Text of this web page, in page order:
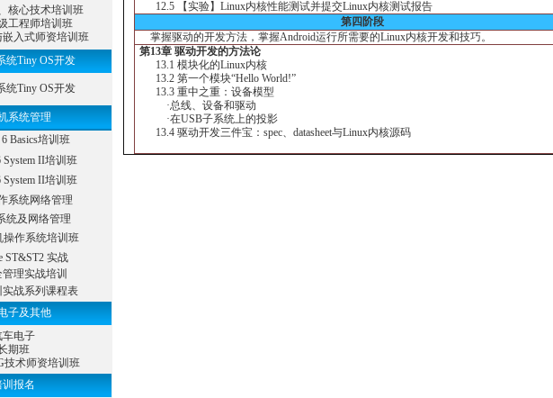
核心技术培训班
工程师培训班
入式师资培训班
统Tiny OS开发
统Tiny OS开发
系统管理
Basics培训班
II培训班
II培训班
系统网络管理
统及网络管理
作系统培训班
ST&ST2 实战
理实战培训
实战系列课程表
子及其他
车电子
期班
技术师资培训班
训报名
第四阶段
掌握驱动的开发方法，掌握Android运行所需要的Linux内核开发和技巧。
第13章 驱动开发的方法论
13.1 模块化的Linux内核
13.2 第一个模块“Hello World!”
13.3 重中之重：设备模型
·总线、设备和驱动
·在USB子系统上的投影
13.4 驱动开发三件宝：spec、datasheet与Linux内核源码
13.5 sysfs
13.7 【实验】编写一个简单的模块